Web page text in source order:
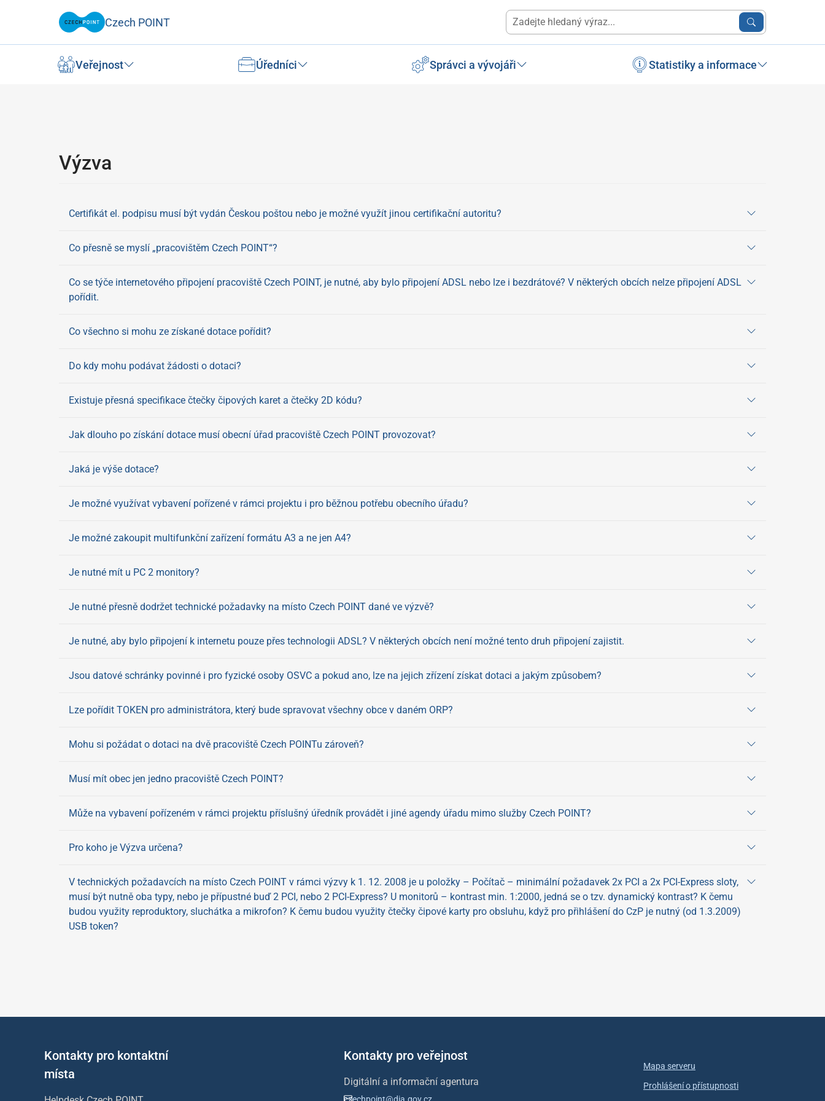
Czech POINT
Veřejnost Úředníci Správci a vývojáři Statistiky a informace
Výzva
Certifikát el. podpisu musí být vydán Českou poštou nebo je možné využít jinou certifikační autoritu?
Co přesně se myslí „pracovištěm Czech POINT“?
Co se týče internetového připojení pracoviště Czech POINT, je nutné, aby bylo připojení ADSL nebo lze i bezdrátové? V některých obcích nelze připojení ADSL
pořídit.
Co všechno si mohu ze získané dotace pořídit?
Do kdy mohu podávat žádosti o dotaci?
Existuje přesná specifikace čtečky čipových karet a čtečky 2D kódu?
Jak dlouho po získání dotace musí obecní úřad pracoviště Czech POINT provozovat?
Jaká je výše dotace?
Je možné využívat vybavení pořízené v rámci projektu i pro běžnou potřebu obecního úřadu?
Je možné zakoupit multifunkční zařízení formátu A3 a ne jen A4?
Je nutné mít u PC 2 monitory?
Je nutné přesně dodržet technické požadavky na místo Czech POINT dané ve výzvě?
Je nutné, aby bylo připojení k internetu pouze přes technologii ADSL? V některých obcích není možné tento druh připojení zajistit.
Jsou datové schránky povinné i pro fyzické osoby OSVC a pokud ano, lze na jejich zřízení získat dotaci a jakým způsobem?
Lze pořídit TOKEN pro administrátora, který bude spravovat všechny obce v daném ORP?
Mohu si požádat o dotaci na dvě pracoviště Czech POINTu zároveň?
Musí mít obec jen jedno pracoviště Czech POINT?
Může na vybavení pořízeném v rámci projektu příslušný úředník provádět i jiné agendy úřadu mimo služby Czech POINT?
Pro koho je Výzva určena?
V technických požadavcích na místo Czech POINT v rámci výzvy k 1. 12. 2008 je u položky – Počítač – minimální požadavek 2x PCI a 2x PCI-Express sloty,
musí být nutně oba typy, nebo je přípustné buď 2 PCI, nebo 2 PCI-Express? U monitorů – kontrast min. 1:2000, jedná se o tzv. dynamický kontrast? K čemu
budou využity reproduktory, sluchátka a mikrofon? K čemu budou využity čtečky čipové karty pro obsluhu, když pro přihlášení do CzP je nutný (od 1.3.2009)
USB token?
Kontakty pro kontaktní
místa
Kontakty pro veřejnost
Digitální a informační agentura
Mapa serveru
Prohlášení o přístupnosti